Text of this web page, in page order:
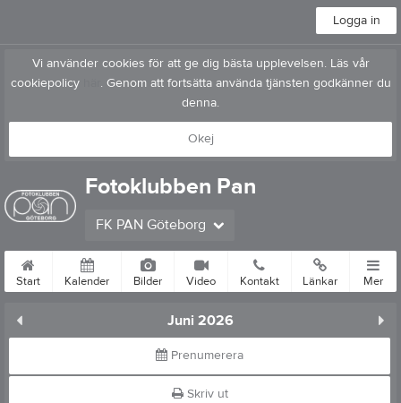
Logga in
Vi använder cookies för att ge dig bästa upplevelsen. Läs vår
cookiepolicy
. Genom att fortsätta använda tjänsten godkänner du
denna.
Okej
Fotoklubben Pan
FK PAN Göteborg
Start Kalender Bilder Video Kontakt Länkar Mer
Juni 2026
Prenumerera
Skriv ut